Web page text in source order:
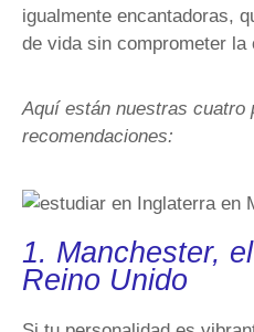
igualmente encantadoras,
de vida sin comprometer la
Aquí están nuestras cuatro
recomendaciones:
1. Manchester,
Reino Unido